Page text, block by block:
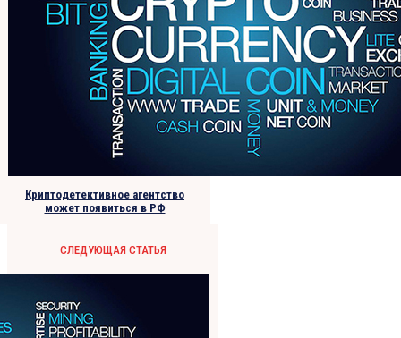
Криптодетективное агентство
может появиться в РФ
СЛЕДУЮЩАЯ СТАТЬЯ